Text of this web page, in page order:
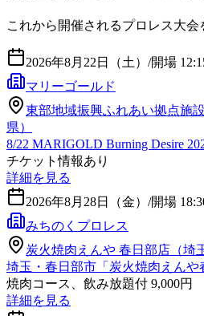
これから開催されるプロレス大会
2026年8月22日（土） /開場
マリーゴールド
東部地域振興ふれあい拠点施
県）
8/22 MARIGOLD Burning Desire
チケット情報あり
詳細を見る
2026年8月28日（金） /開場
みちのくプロレス
炭火焼肉えんや 春日部店（埼
埼玉・春日部市「炭火焼肉えんや
焼肉コース、飲み放題付 9,000円
詳細を見る